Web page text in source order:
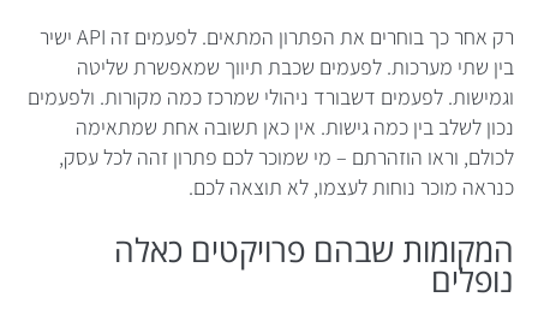
רק אחר כך בוחרים את הפתרון המתאים. לפעמים זה API ישיר
בין שתי מערכות. לפעמים שכבת תיווך שמאפשרת שליטה
וגמישות. לפעמים דשבורד ניהולי שמרכז כמה מקורות. ולפעמים
נכון לשלב בין כמה גישות. אין כאן תשובה אחת שמתאימה
לכולם, וראו הוזהרתם – מי שמוכר לכם פתרון זהה לכל עסק,
כנראה מוכר נוחות לעצמו, לא תוצאה לכם.
המקומות שבהם פרויקטים כאלה
נופלים